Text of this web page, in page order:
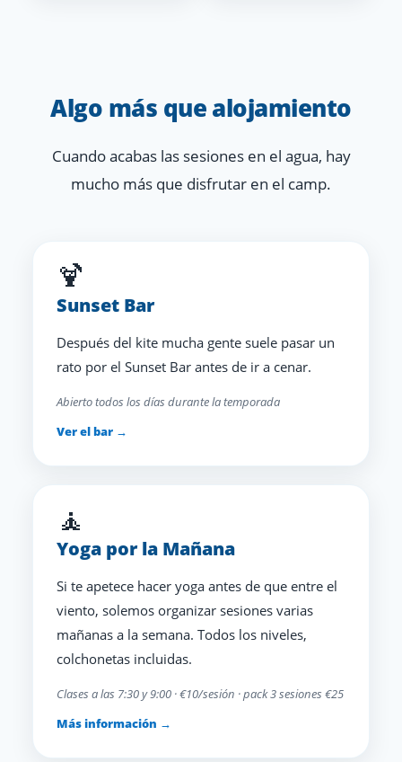
Algo más que alojamiento
Cuando acabas las sesiones en el agua, hay
mucho más que disfrutar en el camp.
🍹
Sunset Bar
Después del kite mucha gente suele pasar un
rato por el Sunset Bar antes de ir a cenar.
Abierto todos los días durante la temporada
Ver el bar →
🧘
Yoga por la Mañana
Si te apetece hacer yoga antes de que entre el
viento, solemos organizar sesiones varias
mañanas a la semana. Todos los niveles,
colchonetas incluidas.
Clases a las 7:30 y 9:00 · €10/sesión · pack 3 sesiones €25
Más información →